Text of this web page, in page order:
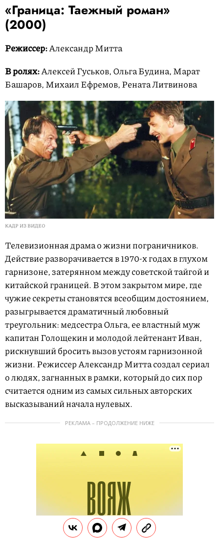
«Граница: Таежный роман»
(2000)
Режиссер:Александр Митта
В ролях:Алексей Гуськов, Ольга Будина, Марат
Башаров, Михаил Ефремов, Рената Литвинова
КАДР ИЗ ВИДЕО
Телевизионная драма о жизни пограничников.
Действие разворачивается в 1970-х годах в глухом
гарнизоне, затерянном между советской тайгой и
китайской границей. В этом закрытом мире, где
чужие секреты становятся всеобщим достоянием,
разыгрывается драматичный любовный
треугольник: медсестра Ольга, ее властный муж
капитан Голощекин и молодой лейтенант Иван,
рискнувший бросить вызов устоям гарнизонной
жизни. Режиссер Александр Митта создал сериал
о людях, загнанных в рамки, который до сих пор
считается одним из самых сильных авторских
высказываний начала нулевых.
РЕКЛАМА – ПРОДОЛЖЕНИЕ НИЖЕ